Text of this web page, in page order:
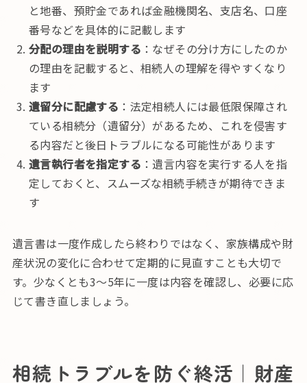
と地番、預貯金であれば金融機関名、支店名、口座
番号などを具体的に記載します
分配の理由を説明する ：なぜその分け方にしたのか
の理由を記載すると、相続人の理解を得やすくなり
ます
遺留分に配慮する ：法定相続人には最低限保障され
ている相続分（遺留分）があるため、これを侵害す
る内容だと後日トラブルになる可能性があります
遺言執行者を指定する ：遺言内容を実行する人を指
定しておくと、スムーズな相続手続きが期待できま
す
遺言書は一度作成したら終わりではなく、家族構成や財
産状況の変化に合わせて定期的に見直すことも大切で
す。少なくとも3〜5年に一度は内容を確認し、必要に応
じて書き直しましょう。
相続トラブルを防ぐ終活｜財産